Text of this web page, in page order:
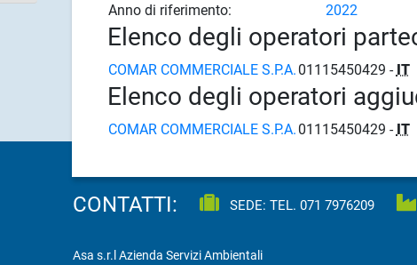
Anno di riferimento:
2022
Elenco degli operatori
COMAR COMMERCIALE S.P.A. 01115450429 - IT
Elenco degli operatori
COMAR COMMERCIALE S.P.A. 01115450429 - IT
CONTATTI: SEDE: TEL. 071 7976209
Asa s.r.l Azienda Servizi Ambientali